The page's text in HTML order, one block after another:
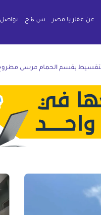
عن عقار يا مصر س & ج